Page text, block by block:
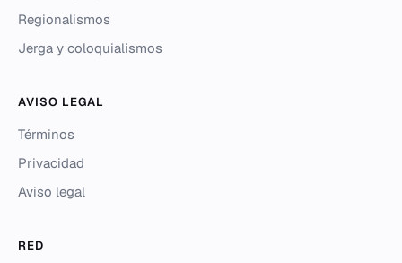
Regionalismos
Jerga y coloquialismos
AVISO LEGAL
Términos
Privacidad
Aviso legal
RED